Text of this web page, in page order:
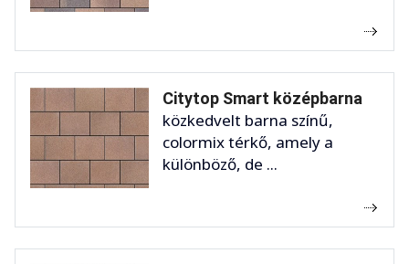
Citytop Smart középbarna
közkedvelt barna színű,
colormix térkő, amely a
különböző, de ...